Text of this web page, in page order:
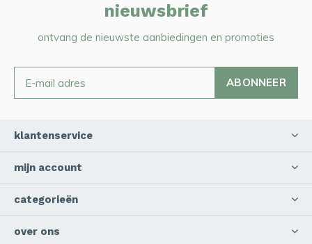
nieuwsbrief
ontvang de nieuwste aanbiedingen en promoties
ABONNEER
klantenservice
mijn account
categorieën
over ons